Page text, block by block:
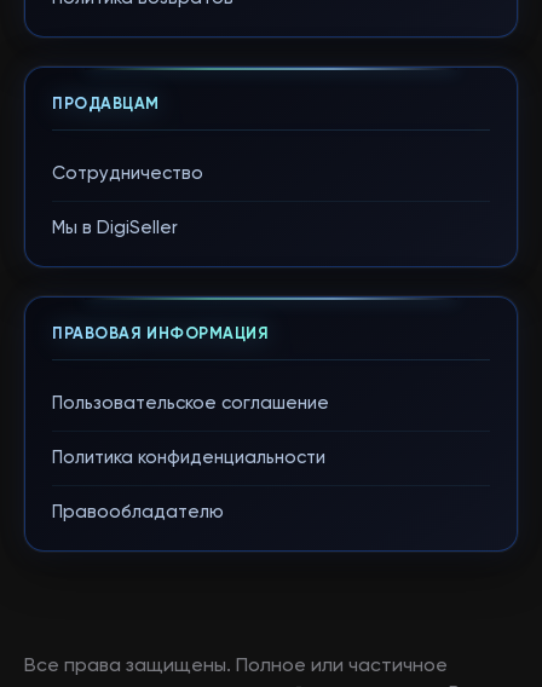
ПРОДАВЦАМ
Сотрудничество
Мы в DigiSeller
ПРАВОВАЯ ИНФОРМАЦИЯ
Пользовательское соглашение
Политика конфиденциальности
Правообладателю
Все права защищены. Полное или частичное